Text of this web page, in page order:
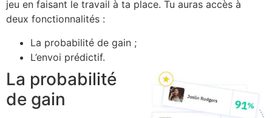
jeu en faisant le travail à ta place. Tu auras accès à
deux fonctionnalités :
La probabilité de gain ;
L’envoi prédictif.
La probabilité
de gain